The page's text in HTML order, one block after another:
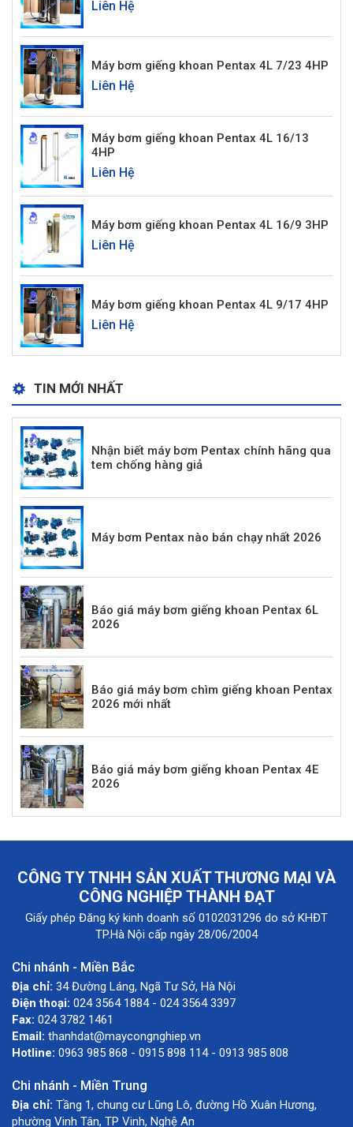
Liên Hệ
Máy bơm giếng khoan Pentax 4L 7/23 4HP
Liên Hệ
Máy bơm giếng khoan Pentax 4L 16/13
4HP
Liên Hệ
Máy bơm giếng khoan Pentax 4L 16/9 3HP
Liên Hệ
Máy bơm giếng khoan Pentax 4L 9/17 4HP
Liên Hệ
TIN MỚI NHẤT
Nhận biết máy bơm Pentax chính hãng qua
tem chống hàng giả
Máy bơm Pentax nào bán chạy nhất 2026
Báo giá máy bơm giếng khoan Pentax 6L
2026
Báo giá máy bơm chìm giếng khoan Pentax
2026 mới nhất
Báo giá máy bơm giếng khoan Pentax 4E
2026
CÔNG TY TNHH SẢN XUẤT THƯƠNG MẠI VÀ
CÔNG NGHIỆP THÀNH ĐẠT
Giấy phép Đăng ký kinh doanh số 0102031296 do sở KHĐT
TP.Hà Nội cấp ngày 28/06/2004
Chi nhánh - Miền Bắc
Địa chỉ: 34 Đường Láng, Ngã Tư Sở, Hà Nội
Điện thoại: 024 3564 1884 - 024 3564 3397
Fax: 024 3782 1461
Email: thanhdat@maycongnghiep.vn
Hotline: 0963 985 868 - 0915 898 114 - 0913 985 808
Chi nhánh - Miền Trung
Địa chỉ: Tầng 1, chung cư Lũng Lô, đường Hồ Xuân Hương,
phường Vinh Tân, TP Vinh, Nghệ An